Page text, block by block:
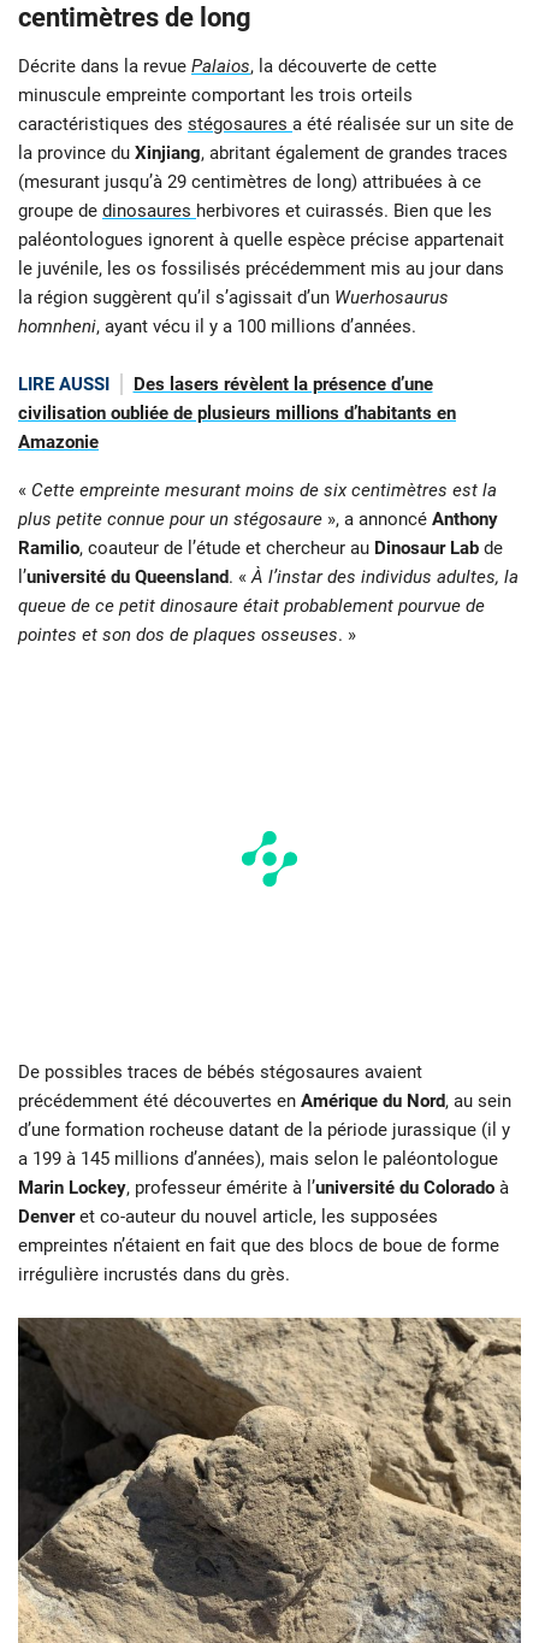
centimètres de long
Décrite dans la revue Palaios, la découverte de cette
minuscule empreinte comportant les trois orteils
caractéristiques des stégosaures a été réalisée sur un site de
la province du Xinjiang, abritant également de grandes traces
(mesurant jusqu’à 29 centimètres de long) attribuées à ce
groupe de dinosaures herbivores et cuirassés. Bien que les
paléontologues ignorent à quelle espèce précise appartenait
le juvénile, les os fossilisés précédemment mis au jour dans
la région suggèrent qu’il s’agissait d’un Wuerhosaurus
homnheni, ayant vécu il y a 100 millions d’années.
LIRE AUSSI
Des lasers révèlent la présence d’une
civilisation oubliée de plusieurs millions d’habitants en
Amazonie
« Cette empreinte mesurant moins de six centimètres est la
plus petite connue pour un stégosaure », a annoncé Anthony
Ramilio, coauteur de l’étude et chercheur au Dinosaur Lab de
l’université du Queensland. «À l’instar des individus adultes, la
queue de ce petit dinosaure était probablement pourvue de
pointes et son dos de plaques osseuses. »
De possibles traces de bébés stégosaures avaient
précédemment été découvertes en Amérique du Nord, au sein
d’une formation rocheuse datant de la période jurassique (il y
a 199 à 145 millions d’années), mais selon le paléontologue
Marin Lockey, professeur émérite à l’université du Colorado à
Denveret co-auteur du nouvel article, les supposées
empreintes n’étaient en fait que des blocs de boue de forme
irrégulière incrustés dans du grès.